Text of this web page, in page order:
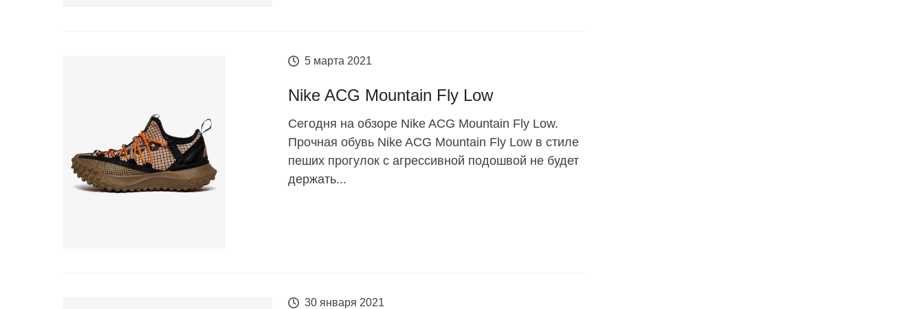
5 марта 2021
Nike ACG Mountain Fly Low
Сегодня на обзоре Nike ACG Mountain Fly Low.
Прочная обувь Nike ACG Mountain Fly Low в стиле
пеших прогулок с агрессивной подошвой не будет
держать...
30 января 2021